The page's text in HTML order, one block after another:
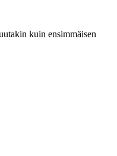
kuin ensimmäisen